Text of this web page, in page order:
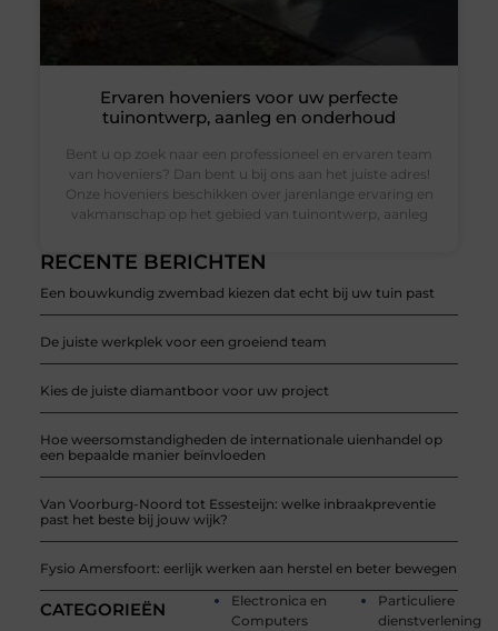
RECENTE BERICHTEN
Een bouwkundig zwembad kiezen dat echt bij uw tuin past
De juiste werkplek voor een groeiend team
Kies de juiste diamantboor voor uw project
Hoe weersomstandigheden de internationale uienhandel op
een bepaalde manier beïnvloeden
Van Voorburg-Noord tot Essesteijn: welke inbraakpreventie
past het beste bij jouw wijk?
Fysio Amersfoort: eerlijk werken aan herstel en beter bewegen
CATEGORIEËN
Electronica en
Computers
Particuliere
dienstverlening
Ervaren hoveniers voor uw perfecte
tuinontwerp, aanleg en onderhoud
Bent u op zoek naar een professioneel en ervaren team
van hoveniers? Dan bent u bij ons aan het juiste adres!
Onze hoveniers beschikken over jarenlange ervaring en
vakmanschap op het gebied van tuinontwerp, aanleg